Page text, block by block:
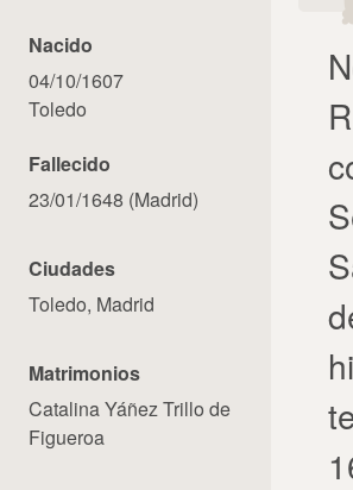
Nacido
04/10/1607
Toledo
Fallecido
23/01/1648 (Madrid)
Ciudades
Toledo, Madrid
Matrimonios
Catalina Yáñez Trillo de
Figueroa